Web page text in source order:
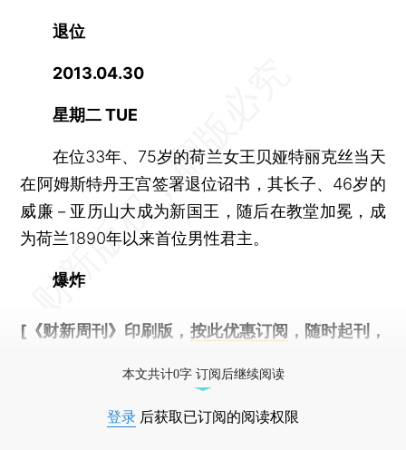
退位
2013.04.30
星期二 TUE
在位33年、75岁的荷兰女王贝娅特丽克丝当天
在阿姆斯特丹王宫签署退位诏书，其长子、46岁的
威廉－亚历山大成为新国王，随后在教堂加冕，成
为荷兰1890年以来首位男性君主。
爆炸
[《财新周刊》印刷版， 按此优惠订阅 ，随时起刊，
本文共计0字 订阅后继续阅读
登录 后获取已订阅的阅读权限